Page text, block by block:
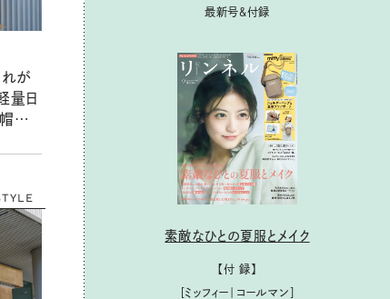
れが
量日
子」
最新号＆付録
素敵なひとの夏服とメイク
【付 録】
［ミッフィー｜コールマン］